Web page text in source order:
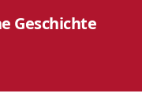
Geschichte